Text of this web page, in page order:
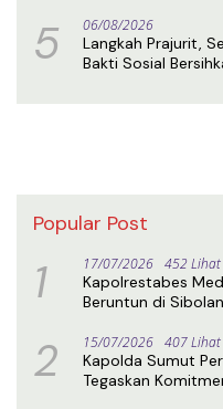
5 06/08/2026
Langkah Prajurit,
Bakti Sosial
Popular Post
1 17/07/2026 452 Lihat
Kapolrestabes
Beruntun di
2 15/07/2026 407 Lihat
Kapolda Sumut
Tegaskan